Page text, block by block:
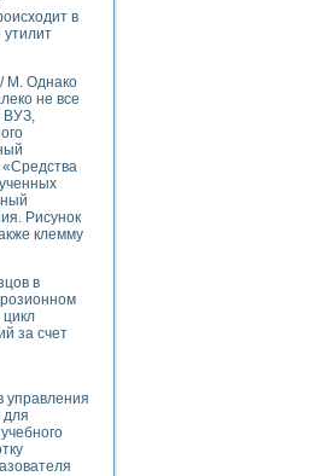
на электроподвижном составе
приборов
в
/ М. Однако
не все
Рисунок
клемму
в
за счет
управления
для